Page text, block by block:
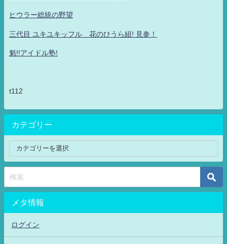
ヒウラー総統の野望
三代目 ユキユキッフル 花のひうら組! 見参！
魁!!アイドル塾!
t112
カテゴリー
メタ情報
ログイン